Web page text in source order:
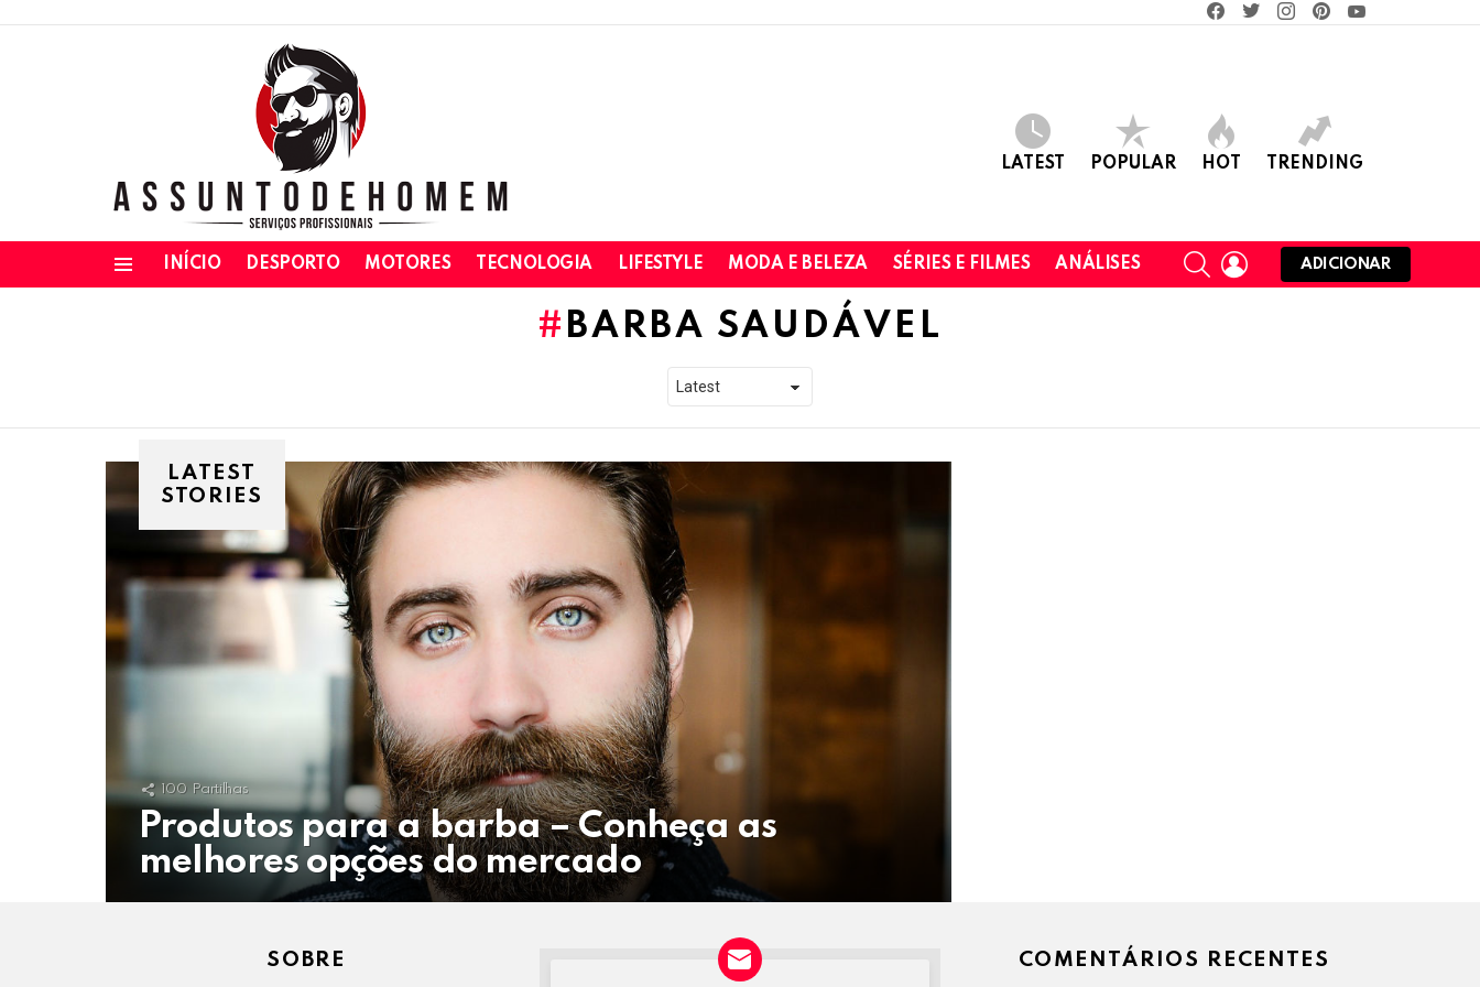
LATEST POPULAR HOT TRENDING
INÍCIO DESPORTO MOTORES TECNOLOGIA LIFESTYLE MODA E BELEZA SÉRIES E FILMES ANÁLISES
SEARCHLOGIN
ADICIONAR
BARBA SAUDÁVEL
LATEST
STORIES
100 Partilhas
Produtos para a barba – Conheça as
melhores opções do mercado
SOBRE COMENTÁRIOS RECENTES